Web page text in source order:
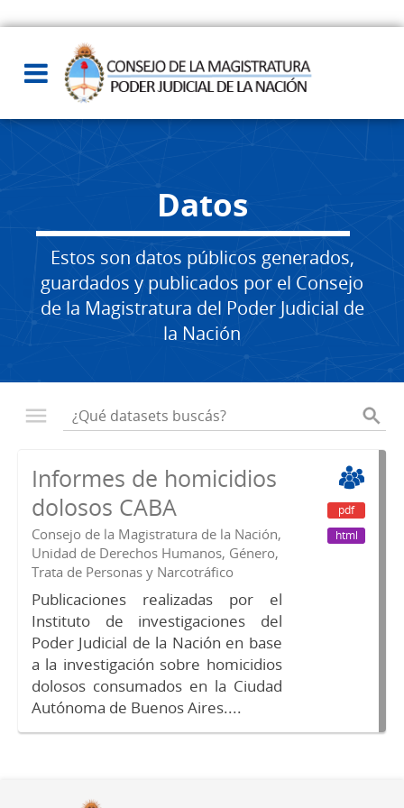
Datos
Estos son datos públicos generados,
guardados y publicados por el Consejo
de la Magistratura del Poder Judicial de
la Nación
Informes de homicidios
dolosos CABA
Consejo de la Magistratura de la Nación,
Unidad de Derechos Humanos, Género,
Trata de Personas y Narcotráfico
Publicaciones realizadas por el
Instituto de investigaciones del
Poder Judicial de la Nación en base
a la investigación sobre homicidios
dolosos consumados en la Ciudad
Autónoma de Buenos Aires....
pdf
html